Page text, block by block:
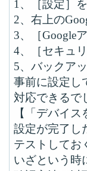
1、［設定］
2、右上の
3、［Google
4、［セキュ
5、バックア
事前に設定し
対応できるで
【「デバイ
設定が完了し
テストしてお
いざという時